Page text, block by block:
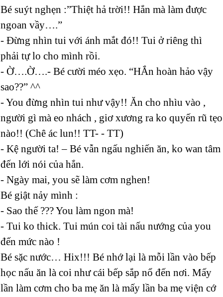
Bé suýt nghẹn :”Thiệt hả trời!! Hắn mà làm được
ngoan vầy….”
- Đừng nhìn tui với ánh mắt đó!! Tui ở riêng thì
phải tự lo cho mình rồi.
- Ờ….Ờ….- Bé cười méo xẹo. “HẮn hoàn hảo vậy
sao??” ^^
- You đừng nhìn tui như vậy!! Ăn cho nhìu vào ,
người gì mà eo nhách , giơ xương ra ko quyến rũ tẹo
nào!! (Chê ác lun!! TT- - TT)
- Kệ người ta! – Bé vẫn ngấu nghiến ăn, ko wan tâm
đến lới nói của hắn.
- Ngày mai, you sẽ làm cơm nghen!
Bé giật nảy mình :
- Sao thế ??? You làm ngon mà!
- Tui ko thick. Tui mún coi tài nấu nướng của you
đến mức nào !
Bé sặc nước… Hix!!! Bé nhớ lại là mỗi lần vào bếp
học nấu ăn là coi như cái bếp sắp nổ đến nơi. Mấy
lần làm cơm cho ba mẹ ăn là mấy lần ba mẹ viện cớ